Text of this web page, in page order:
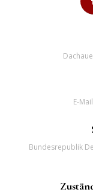
E-
Bundesrepublik